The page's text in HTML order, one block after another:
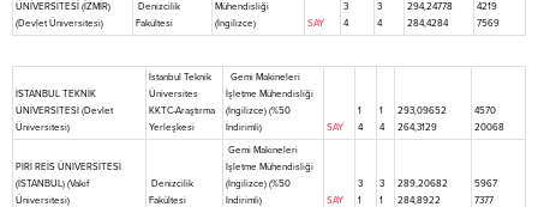
ÜNİVERSİTESİ (İZMİR)
(Devlet Üniversitesi)
Denizcilik
Fakültesi
Mühendisliği
(İngilizce)
SAY
3
4
3
4
294,24778
284,4284
4219
7569
İSTANBUL TEKNİK
ÜNİVERSİTESİ (Devlet
Üniversitesi)
İstanbul Teknik
Üniversites
KKTC-Araştırma
Yerleşkesi
Gemi Makineleri
İşletme Mühendisliği
(İngilizce) (%50
İndirimli)
SAY
1
4
1
4
293,09652
264,3129
4570
20068
PİRİ REİS ÜNİVERSİTESİ
(İSTANBUL) (Vakıf
Üniversitesi)
Denizcilik
Fakültesi
Gemi Makineleri
İşletme Mühendisliği
(İngilizce) (%50
İndirimli)
SAY
3
1
3
1
289,20682
284,8922
5967
7377